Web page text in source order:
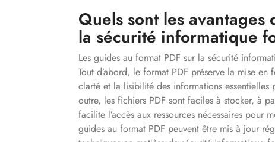
Quels sont les
la sécurité informatique
Les guides au format PDF sur la sécurité
Tout d’abord, le format PDF préserve la mise
clarté et la lisibilité des informations
outre, les fichiers PDF sont faciles à stocker, à
facilite l’accès aux ressources nécessaires pour
guides au format PDF peuvent être mis à jour